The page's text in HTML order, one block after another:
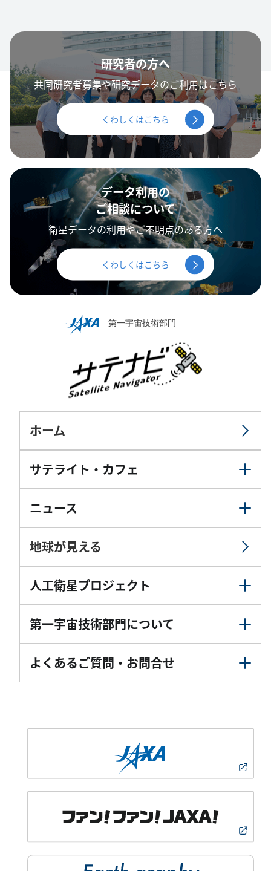
研究者の方へ
共同研究者募集や研究データのご利用はこちら
くわしくはこちら
データ利用の
ご相談について
衛星データの利用やご不明点のある方へ
くわしくはこちら
ホーム
サテライト・カフェ
ニュース
地球が見える
人工衛星プロジェクト
第一宇宙技術部門について
よくあるご質問・お問合せ